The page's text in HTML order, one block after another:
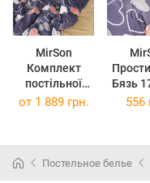
MirSon
Комплект
постільної
білизни King
Бязь
Бязь
Ashen
от 1 889 грн. 556
Постельное белье